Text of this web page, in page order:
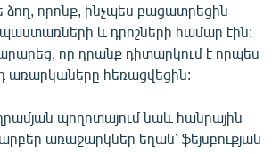
որոնք, ինչպես բացատրեցին
և դրոշների համար էին:
որ դրանք դիտարկում է որպես
առարկաները հեռացվեցին:
պողոտայում նաև հանրային
առաջարկներ եղան՝ ֆեյսբուքյան